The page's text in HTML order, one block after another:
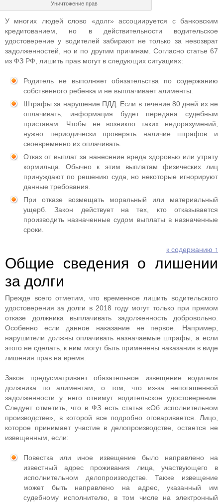
Уничтожение прав
У многих людей слово «долг» ассоциируется с банковским
кредитованием, но в действительности водительское
удостоверение у водителей забирают не только за невозврат
задолженностей, но и по другим причинам. Согласно статье 67
из ФЗ РФ, лишить прав могут в следующих ситуациях:
Родитель не выполняет обязательства по содержанию
собственного ребенка и не выплачивает алименты.
Штрафы за нарушение ПДД. Если в течение 80 дней их не
оплачивать, информация будет передана судебным
приставам. Чтобы не возникло таких недоразумений,
нужно периодически проверять наличие штрафов и
своевременно их оплачивать.
Отказ от выплат за нанесение вреда здоровью или утрату
кормильца. Обычно к этим выплатам физических лиц
принуждают по решению суда, но некоторые игнорируют
данные требования.
При отказе возмещать моральный или материальный
ущерб. Закон действует на тех, кто отказывается
производить назначенные судом выплаты в назначенные
сроки.
к содержанию ↑
Общие сведения о лишении
за долги
Прежде всего отметим, что временное лишить водительского
удостоверения за долги в 2018 году могут только при прямом
отказе должника выплачивать задолженность добровольно.
Особенно если данное наказание не первое. Например,
нарушители должны оплачивать назначаемые штрафы, а если
этого не сделать, к ним могут быть применены наказания в виде
лишения прав на время.
Закон предусматривает обязательное извещение водителя
должника по алиментам, о том, что из-за непогашенной
задолженности у него отнимут водительское удостоверение.
Следует отметить, что в ФЗ есть статья «Об исполнительном
производстве», в которой все подробно оговаривается. Лицо,
которое принимает участие в делопроизводстве, остается не
извещенным, если:
Повестка или иное извещение было направлено на
известный адрес проживания лица, участвующего в
исполнительном делопроизводстве. Также извещение
может быть направлено на адрес, указанный им
судебному исполнителю, в том числе на электронный